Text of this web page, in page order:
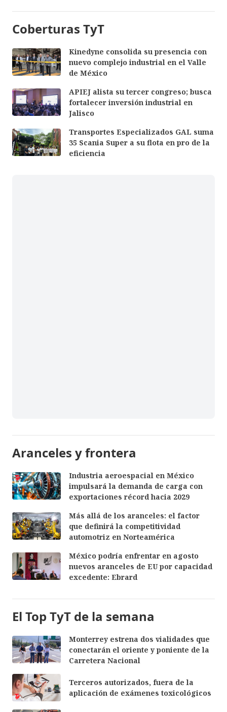
Coberturas TyT
Kinedyne consolida su presencia con
nuevo complejo industrial en el Valle
de México
APIEJ alista su tercer congreso; busca
fortalecer inversión industrial en
Jalisco
Transportes Especializados GAL suma
35 Scania Super a su flota en pro de la
eficiencia
Aranceles y frontera
Industria aeroespacial en México
impulsará la demanda de carga con
exportaciones récord hacia 2029
Más allá de los aranceles: el factor
que definirá la competitividad
automotriz en Norteamérica
México podría enfrentar en agosto
nuevos aranceles de EU por capacidad
excedente: Ebrard
El Top TyT de la semana
Monterrey estrena dos vialidades que
conectarán el oriente y poniente de la
Carretera Nacional
Terceros autorizados, fuera de la
aplicación de exámenes toxicológicos